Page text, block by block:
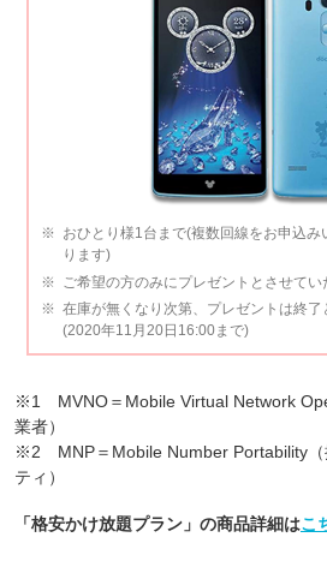
おひとり様1台まで(複数回線をお申込
ります)
ご希望の方のみにプレゼントとさせてい
在庫が無くなり次第、プレゼントは終了
(2020年11月20日16:00まで)
※1 MVNO＝Mobile Virtual Network
業者）
※2 MNP＝Mobile Number Portability（
ティ）
「格安かけ放題プラン」の商品詳細はこ